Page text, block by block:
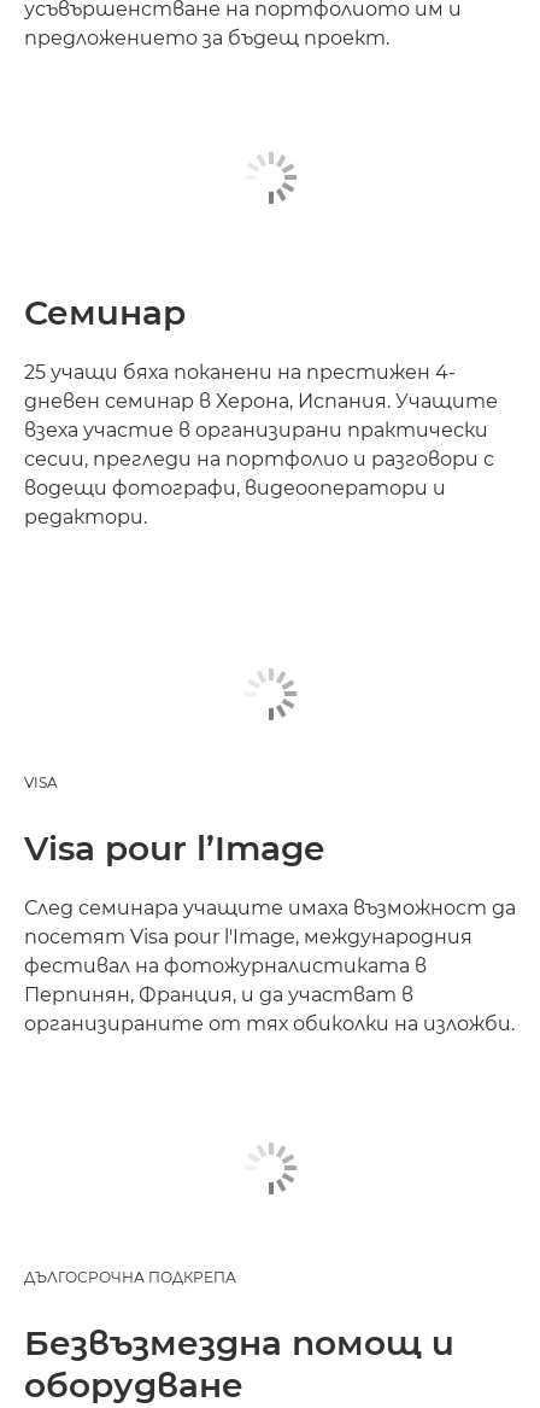
усъвършенстване на портфолиото им и
предложението за бъдещ проект.
Семинар
25 учащи бяха поканени на престижен 4-
дневен семинар в Херона, Испания. Учащите
взеха участие в организирани практически
сесии, прегледи на портфолио и разговори с
водещи фотографи, видеооператори и
редактори.
VISA
Visa pour l’Image
След семинара учащите имаха възможност да
посетят Visa pour l'Image, международния
фестивал на фотожурналистиката в
Перпинян, Франция, и да участват в
организираните от тях обиколки на изложби.
ДЪЛГОСРОЧНА ПОДКРЕПА
Безвъзмездна помощ и
оборудване